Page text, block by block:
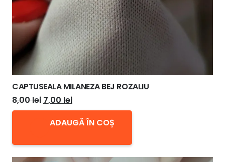
CAPTUSEALA MILANEZA BEJ ROZALIU
8,00lei Prețul
inițial
8,00 lei.
7,00 leiPrețul
curent
este:
ADAUGĂ ÎN COȘ